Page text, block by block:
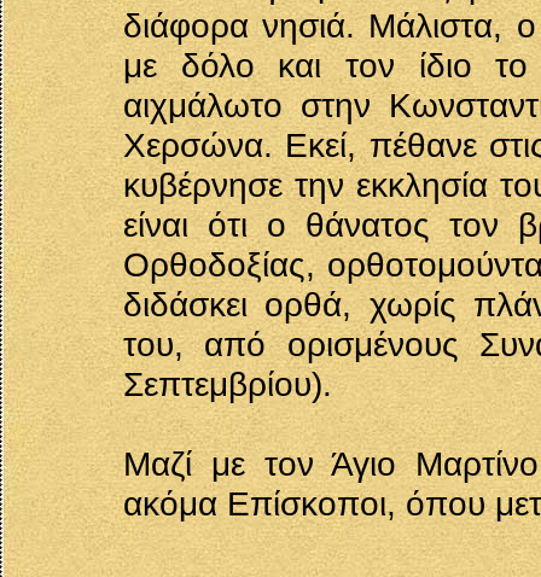
διάφορα νησιά. Μάλιστα,
με δόλο και τον ίδιο
αιχμάλωτο στην
Χερσώνα. Εκεί, πέθανε
κυβέρνησε την εκκλησία
είναι ότι ο θάνατος τον
Ορθοδοξίας,
διδάσκει ορθά, χωρίς
του, από ορισμένους
Σεπτεμβρίου).
Μαζί με τον Άγιο
ακόμα Επίσκοποι, όπου